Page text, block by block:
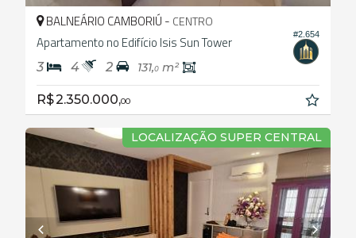
#2.654
BALNEÁRIO CAMBORIÚ - CENTRO
Apartamento no Edifício Isis Sun Tower
3 4 2 131,0 m²
R$ 2.350.000,00
LOCALIZAÇÃO SUPER CENTRAL